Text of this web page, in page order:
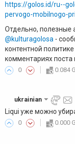
https://golos.id/ru--
pervogo-mobilnogo-
Отдельно, полезные
@kulturagolosa -
контентной
комментариях поста
0 0.084
ukrainian
Liqui уже можно
0 0.000